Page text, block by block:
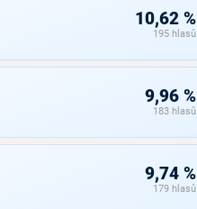
10,62 %
195 hlasů
9,96 %
183 hlasů
9,74 %
179 hlasů